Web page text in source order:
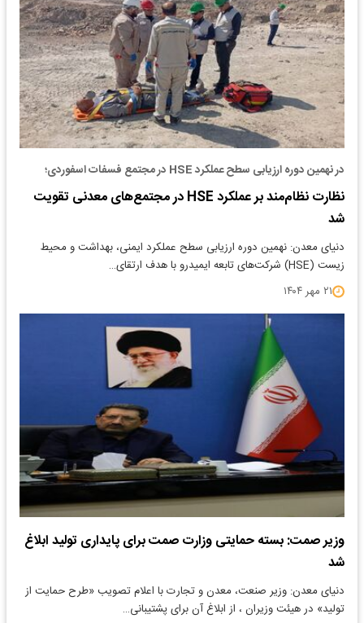
در نهمین دوره ارزیابی سطح عملکرد HSE در مجتمع فسفات اسفوردی؛
نظارت نظام‌مند بر عملکرد HSE در مجتمع‌های معدنی تقویت
شد
دنیای معدن: نهمین دوره ارزیابی سطح عملکرد ایمنی، بهداشت و محیط
زیست (HSE) شرکت‌های تابعه ایمیدرو با هدف ارتقای…
۲۱ مهر ۱۴۰۴
وزیر صمت: بسته حمایتی وزارت صمت برای پایداری تولید ابلاغ
شد
دنیای معدن: وزیر صنعت، معدن و تجارت با اعلام تصویب «طرح حمایت از
تولید» در هیئت وزیران ، از ابلاغ آن برای پشتیبانی…